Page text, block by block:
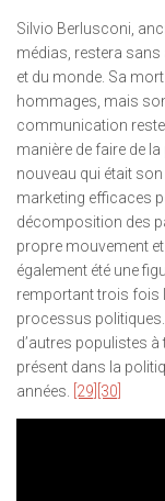
Silvio Berlusconi,
médias, restera sans
et du monde. Sa
hommages, mais
communication
manière de faire de
nouveau qui était
marketing efficaces
décomposition des
propre mouvement
également été une
remportant trois fois
processus
d’autres populistes
présent dans la
années.
[29] [30]